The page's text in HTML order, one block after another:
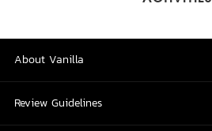
About Vanilla
Review Guidelines